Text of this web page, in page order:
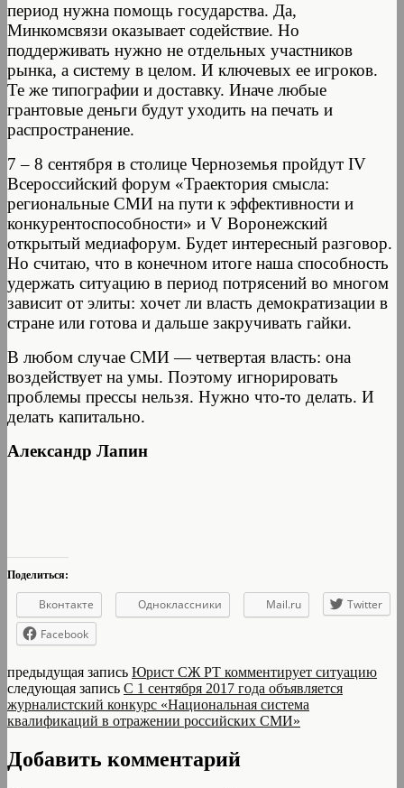
период нужна помощь государства. Да,
Минкомсвязи оказывает содействие. Но
поддерживать нужно не отдельных участников
рынка, а систему в целом. И ключевых ее игроков.
Те же типографии и доставку. Иначе любые
грантовые деньги будут уходить на печать и
распространение.
7 – 8 сентября в столице Черноземья пройдут IV
Всероссийский форум «Траектория смысла:
региональные СМИ на пути к эффективности и
конкурентоспособности» и V Воронежский
открытый медиафорум. Будет интересный разговор.
Но считаю, что в конечном итоге наша способность
удержать ситуацию в период потрясений во многом
зависит от элиты: хочет ли власть демократизации в
стране или готова и дальше закручивать гайки.
В любом случае СМИ — четвертая власть: она
воздействует на умы. Поэтому игнорировать
проблемы прессы нельзя. Нужно что-то делать. И
делать капитально.
Александр Лапин
Поделиться:
Вконтакте Одноклассники Mail.ru
Twitter
Facebook
предыдущая запись Юрист СЖ РТ комментирует ситуацию
следующая запись С 1 сентября 2017 года объявляется
журналистский конкурс «Национальная система
квалификаций в отражении российских СМИ»
Добавить комментарий